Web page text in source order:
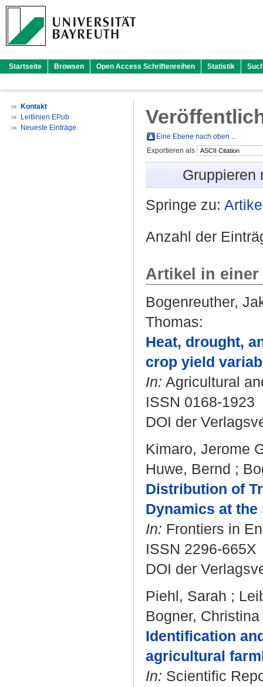
Startseite Browsen Open Access Schriftenreihen Statistik
Kontakt
Leitlinien EPub
Neueste Einträge
Eine Ebene nach oben ...
Exportieren als
Gruppieren
Springe zu:
Anzahl der
Artikel in
Bogenreuther,
Thomas:
Heat, drought,
crop yield
In: Agricultural
ISSN 0168-1923
DOI der
Kimaro, Jerome
Huwe, Bernd ;
Distribution of
Dynamics at
In: Frontiers in
ISSN 2296-665X
DOI der
Piehl, Sarah ;
Bogner, Christina
Identification
agricultural
In: Scientific